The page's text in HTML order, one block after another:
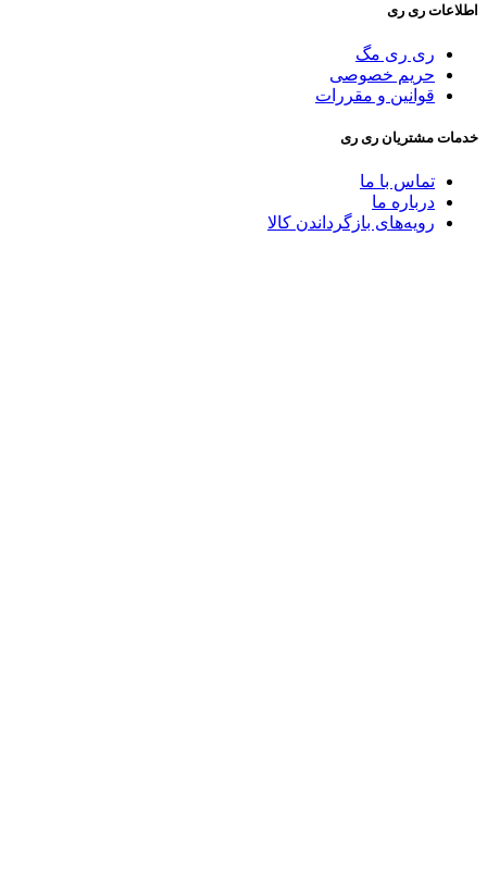
اطلاعات ری ری
ری ری مگ
حریم خصوصی
قوانین و مقررات
خدمات مشتریان ری ری
تماس با ما
درباره ما
رویه‌های بازگرداندن کالا